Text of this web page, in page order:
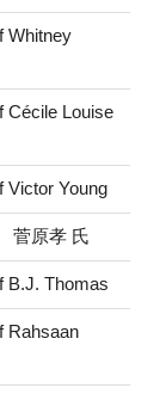
Whitney
Cécile Louise
Victor Young
菅原孝 氏
B.J. Thomas
Rahsaan